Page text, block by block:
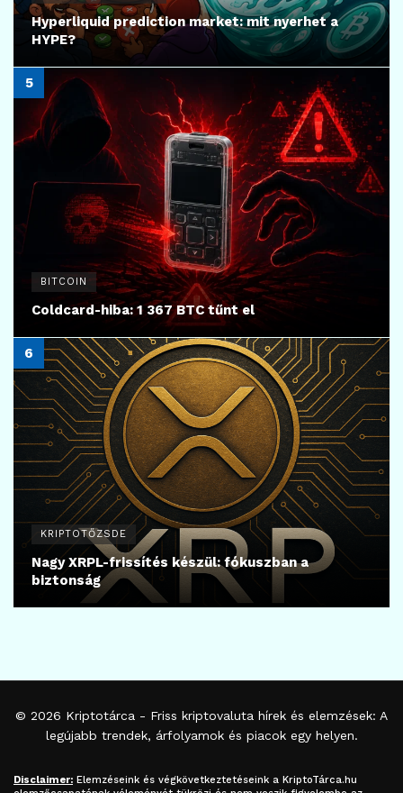
Hyperliquid prediction market: mit nyerhet a
HYPE?
BITCOIN
Coldcard-hiba: 1 367 BTC tűnt el
KRIPTOTŐZSDE
Nagy XRPL-frissítés készül: fókuszban a
biztonság
© 2026 Kriptotárca - Friss kriptovaluta hírek és elemzések: A
legújabb trendek, árfolyamok és piacok egy helyen.
Disclaimer: Elemzéseink és végkövetkeztetéseink a KriptoTárca.hu